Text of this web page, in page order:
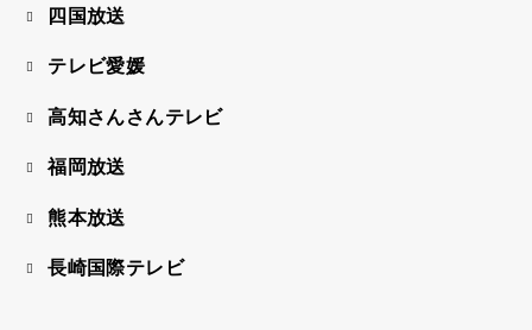
四国放送
テレビ愛媛
高知さんさんテレビ
福岡放送
熊本放送
長崎国際テレビ